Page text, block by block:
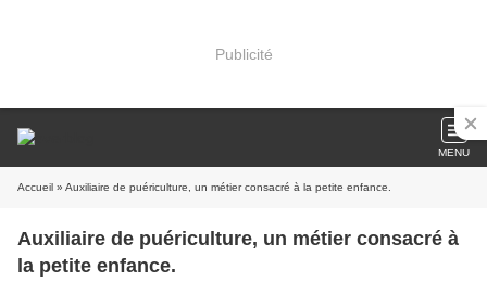
Publicité
MENU
Accueil » Auxiliaire de puériculture, un métier consacré à la petite enfance.
Auxiliaire de puériculture, un métier consacré à
la petite enfance.